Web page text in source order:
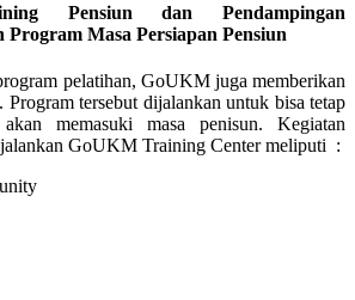
Pensiun dan Pendampingan
Program Masa Persiapan Pensiun
pelatihan, GoUKM juga memberikan
Program tersebut dijalankan untuk bisa tetap
memasuki masa penisun. Kegiatan
GoUKM Training Center meliputi :